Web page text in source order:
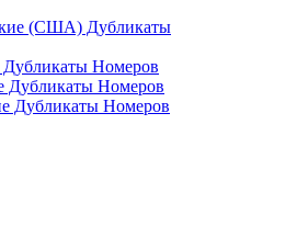
(США) Дубликаты
Дубликаты Номеров
Дубликаты Номеров
Дубликаты Номеров